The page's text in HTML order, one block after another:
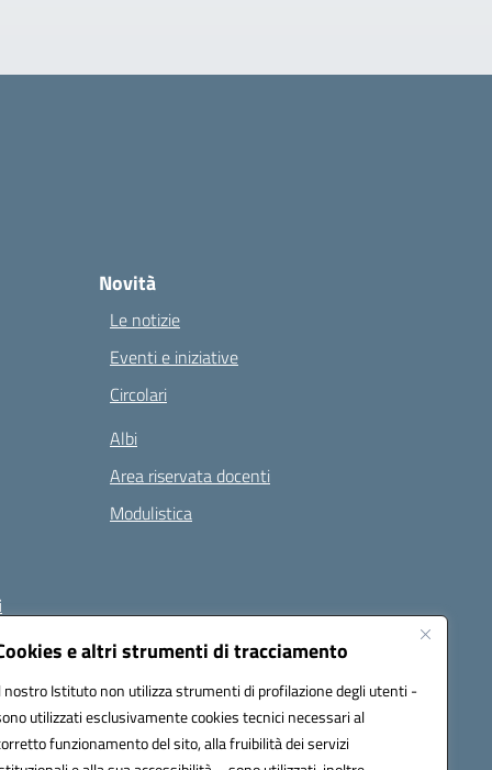
e altri strumenti di tracciamento
nostro Istituto non utilizza strumenti di profilazione degli utenti -
utilizzati esclusivamente cookies tecnici necessari al
funzionamento del sito, alla fruibilità dei servizi
Novità
Le notizie
Eventi e iniziative
Circolari
Albi
Area riservata docenti
Modulistica
naee32300a@pec.istruzione.it